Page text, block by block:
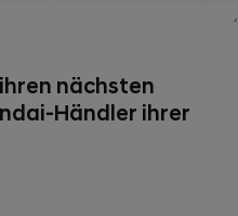
nächsten
Händler ihrer